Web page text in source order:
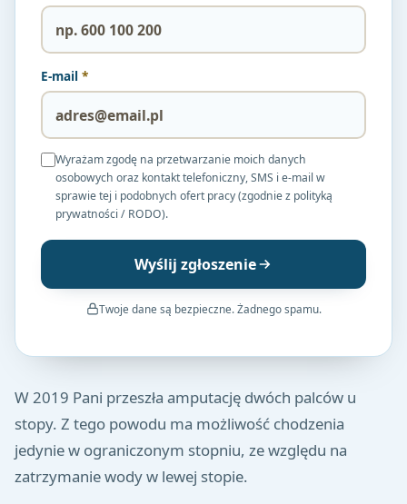
E-mail *
Wyrażam zgodę na przetwarzanie moich danych
osobowych oraz kontakt telefoniczny, SMS i e-mail w
sprawie tej i podobnych ofert pracy (zgodnie z polityką
prywatności / RODO).
Wyślij zgłoszenie
Twoje dane są bezpieczne. Żadnego spamu.
W 2019 Pani przeszła amputację dwóch palców u
stopy. Z tego powodu ma możliwość chodzenia
jedynie w ograniczonym stopniu, ze względu na
zatrzymanie wody w lewej stopie.